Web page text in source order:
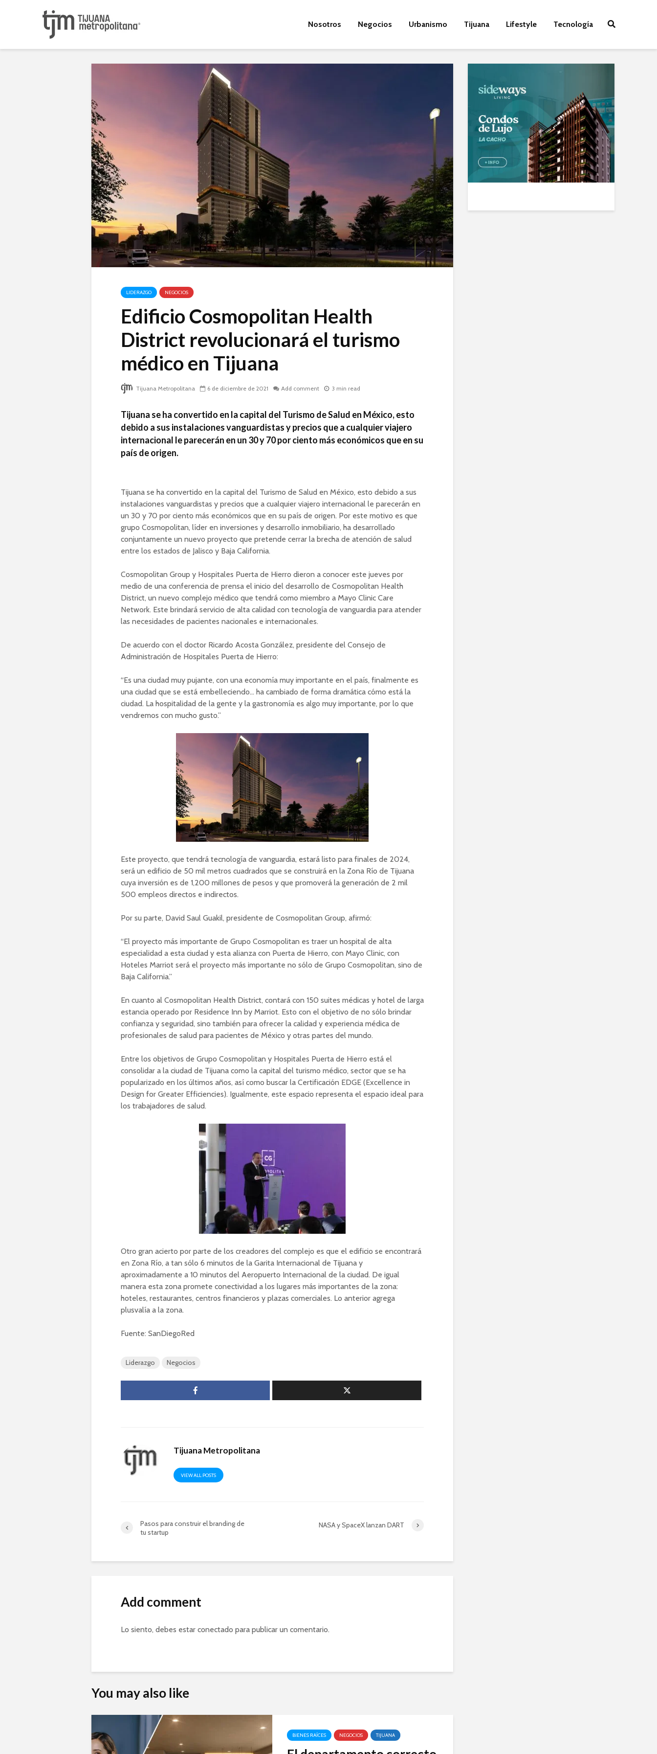
Nosotros Negocios Urbanismo Tijuana Lifestyle Tecnología
LIDERAZGO NEGOCIOS
Edificio Cosmopolitan Health
District revolucionará el turismo
médico en Tijuana
Tijuana Metropolitana 6 de diciembre de 2021 Add comment 3 min read
Tijuana se ha convertido en la capital del Turismo de Salud en México, esto
debido a sus instalaciones vanguardistas y precios que a cualquier viajero
internacional le parecerán en un 30 y 70 por ciento más económicos que en su
país de origen.
Tijuana se ha convertido en la capital del Turismo de Salud en México, esto debido a sus
instalaciones vanguardistas y precios que a cualquier viajero internacional le parecerán en
un 30 y 70 por ciento más económicos que en su país de origen. Por este motivo es que
grupo Cosmopolitan, líder en inversiones y desarrollo inmobiliario, ha desarrollado
conjuntamente un nuevo proyecto que pretende cerrar la brecha de atención de salud
entre los estados de Jalisco y Baja California.
Cosmopolitan Group y Hospitales Puerta de Hierro dieron a conocer este jueves por
medio de una conferencia de prensa el inicio del desarrollo de Cosmopolitan Health
District, un nuevo complejo médico que tendrá como miembro a Mayo Clinic Care
Network. Este brindará servicio de alta calidad con tecnología de vanguardia para atender
las necesidades de pacientes nacionales e internacionales.
De acuerdo con el doctor Ricardo Acosta González, presidente del Consejo de
Administración de Hospitales Puerta de Hierro:
“Es una ciudad muy pujante, con una economía muy importante en el país, finalmente es
una ciudad que se está embelleciendo… ha cambiado de forma dramática cómo está la
ciudad. La hospitalidad de la gente y la gastronomía es algo muy importante, por lo que
vendremos con mucho gusto.”
Este proyecto, que tendrá tecnología de vanguardia, estará listo para finales de 2024,
será un edificio de 50 mil metros cuadrados que se construirá en la Zona Río de Tijuana
cuya inversión es de 1,200 millones de pesos y que promoverá la generación de 2 mil
500 empleos directos e indirectos.
Por su parte, David Saul Guakil, presidente de Cosmopolitan Group, afirmó:
“El proyecto más importante de Grupo Cosmopolitan es traer un hospital de alta
especialidad a esta ciudad y esta alianza con Puerta de Hierro, con Mayo Clinic, con
Hoteles Marriot será el proyecto más importante no sólo de Grupo Cosmopolitan, sino de
Baja California.”
En cuanto al Cosmopolitan Health District, contará con 150 suites médicas y hotel de larga
estancia operado por Residence Inn by Marriot. Esto con el objetivo de no sólo brindar
confianza y seguridad, sino también para ofrecer la calidad y experiencia médica de
profesionales de salud para pacientes de México y otras partes del mundo.
Entre los objetivos de Grupo Cosmopolitan y Hospitales Puerta de Hierro está el
consolidar a la ciudad de Tijuana como la capital del turismo médico, sector que se ha
popularizado en los últimos años, así como buscar la Certificación EDGE (Excellence in
Design for Greater Efficiencies). Igualmente, este espacio representa el espacio ideal para
los trabajadores de salud.
Otro gran acierto por parte de los creadores del complejo es que el edificio se encontrará
en Zona Río, a tan sólo 6 minutos de la Garita Internacional de Tijuana y
aproximadamente a 10 minutos del Aeropuerto Internacional de la ciudad. De igual
manera esta zona promete conectividad a los lugares más importantes de la zona:
hoteles, restaurantes, centros financieros y plazas comerciales. Lo anterior agrega
plusvalía a la zona.
Fuente: SanDiegoRed
Liderazgo Negocios
Tijuana Metropolitana
VIEW ALL POSTS
Pasos para construir el branding de
tu startup
NASA y SpaceX lanzan DART
Add comment
Lo siento, debes estar conectado para publicar un comentario.
You may also like
BIENES RAÍCES NEGOCIOS TIJUANA